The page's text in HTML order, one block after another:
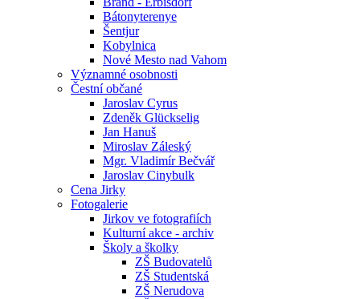
Bátonyterenye
Šentjur
Kobylnica
Nové Mesto nad Vahom
Významné osobnosti
Čestní občané
Jaroslav Cyrus
Zdeněk Glückselig
Jan Hanuš
Miroslav Záleský
Mgr. Vladimír Bečvář
Jaroslav Cinybulk
Cena Jirky
Fotogalerie
Jirkov ve fotografiích
Kulturní akce - archiv
Školy a školky
ZŠ Budovatelů
ZŠ Studentská
ZŠ Nerudova